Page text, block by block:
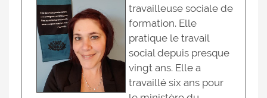
travailleuse sociale de
formation. Elle
pratique le travail
social depuis presque
vingt ans. Elle a
travaillé six ans pour